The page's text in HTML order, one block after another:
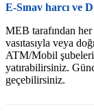
E-Sınav harcı ve
MEB tarafından her
vasıtasıyla veya
ATM/Mobil
yatırabilirsiniz.
geçebilirsiniz.